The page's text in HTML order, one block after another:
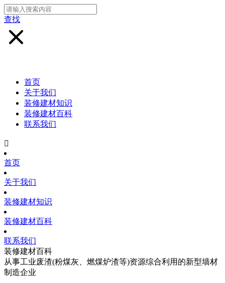
查找
首页
关于我们
装修建材知识
装修建材百科
联系我们

首页
关于我们
装修建材知识
装修建材百科
联系我们
装修建材百科
从事工业废渣(粉煤灰、燃煤炉渣等)资源综合利用的新型墙材
制造企业